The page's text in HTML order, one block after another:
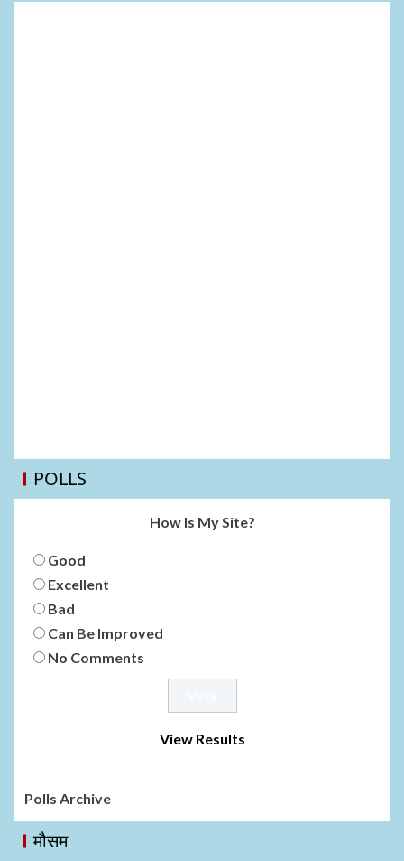
POLLS
How Is My Site?
Good
Excellent
Bad
Can Be Improved
No Comments
View Results
Polls Archive
मौसम